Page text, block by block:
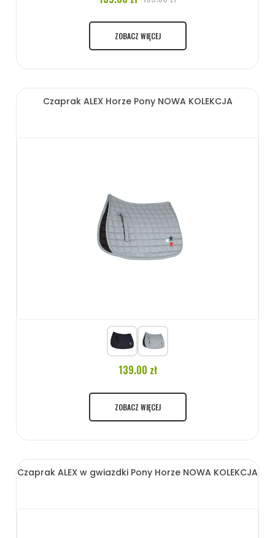
ZOBACZ WIĘCEJ
Czaprak ALEX Horze Pony NOWA KOLEKCJA
139.00 zł
ZOBACZ WIĘCEJ
Czaprak ALEX w gwiazdki Pony Horze NOWA KOLEKCJA